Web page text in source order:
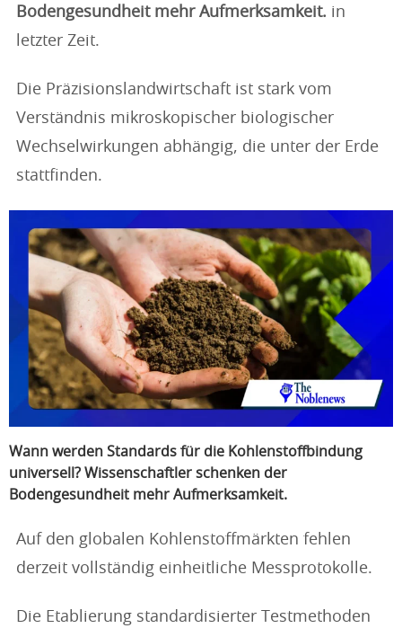
Bodengesundheit mehr Aufmerksamkeit. in
letzter Zeit.
Die Präzisionslandwirtschaft ist stark vom
Verständnis mikroskopischer biologischer
Wechselwirkungen abhängig, die unter der Erde
stattfinden.
Wann werden Standards für die Kohlenstoffbindung
universell? Wissenschaftler schenken der
Bodengesundheit mehr Aufmerksamkeit.
Auf den globalen Kohlenstoffmärkten fehlen
derzeit vollständig einheitliche Messprotokolle.
Die Etablierung standardisierter Testmethoden